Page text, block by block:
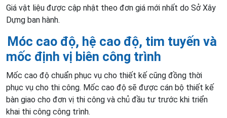
Giá vật liệu được cập nhật theo đơn giá mới nhất do Sở Xây
Dựng ban hành.
Móc cao độ, hệ cao độ, tim tuyến và
mốc định vị biên công trình
Mốc cao độ chuẩn phục vụ cho thiết kế cũng đồng thời
phục vụ cho thi công. Mốc cao độ sẽ được cán bộ thiết kế
bàn giao cho đơn vị thi công và chủ đầu tư trước khi triển
khai thi công công trình.